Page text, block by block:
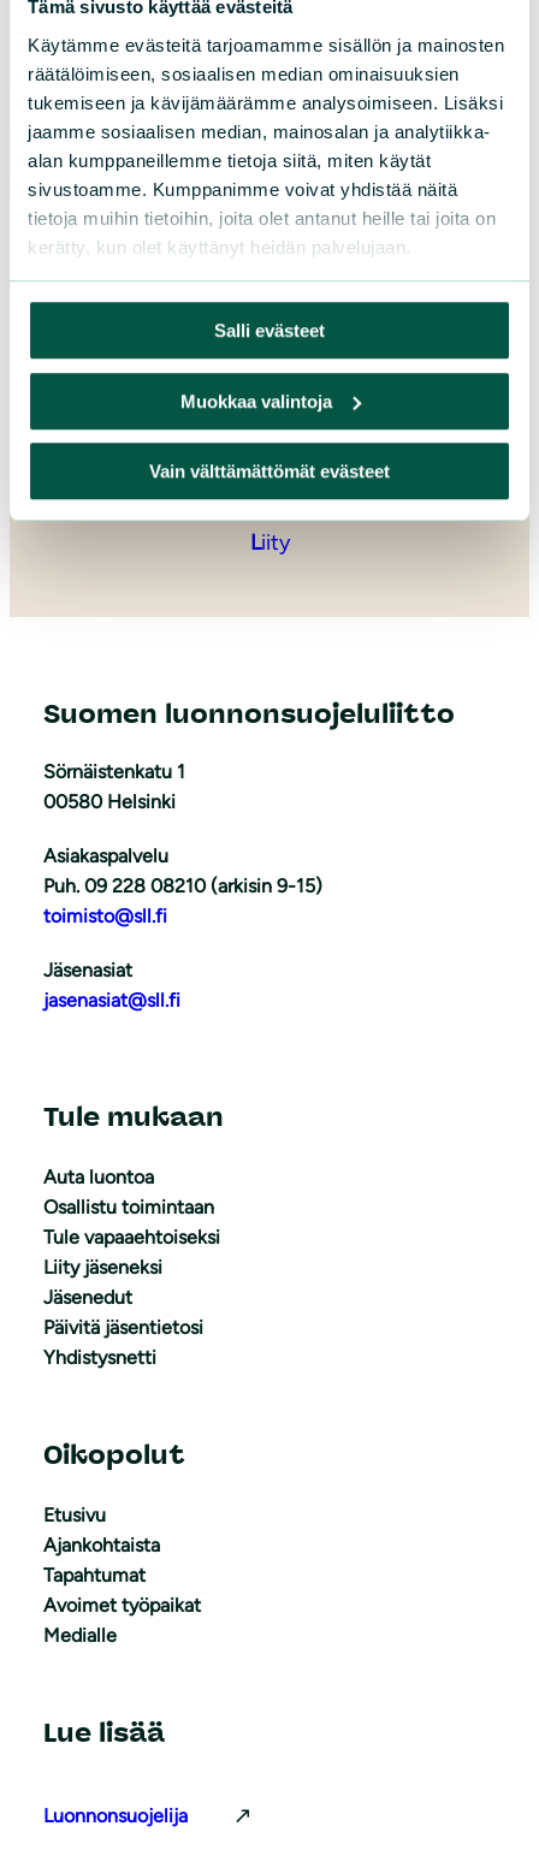
Tämä sivusto käyttää evästeitä
Käytämme evästeitä tarjoamamme sisällön ja mainosten
räätälöimiseen, sosiaalisen median ominaisuuksien
tukemiseen ja kävijämäärämme analysoimiseen. Lisäksi
jaamme sosiaalisen median, mainosalan ja analytiikka-
alan kumppaneillemme tietoja siitä, miten käytät
sivustoamme. Kumppanimme voivat yhdistää näitä
tietoja muihin tietoihin, joita olet antanut heille tai joita on
kerätty, kun olet käyttänyt heidän palvelujaan.
Salli evästeet
Muokkaa valintoja
Vain välttämättömät evästeet
Pohjois-Savo
Satakunta
Uusimaa
Varsinais-Suomi
Liity
Suomen luonnonsuojeluliitto
Sörnäistenkatu 1
00580 Helsinki
Asiakaspalvelu
Puh. 09 228 08210 (arkisin 9-15)
toimisto@sll.fi
Jäsenasiat
jasenasiat@sll.fi
Tule mukaan
Auta luontoa
Osallistu toimintaan
Tule vapaaehtoiseksi
Liity jäseneksi
Jäsenedut
Päivitä jäsentietosi
Yhdistysnetti
Oikopolut
Etusivu
Ajankohtaista
Tapahtumat
Avoimet työpaikat
Medialle
Lue lisää
Luonnonsuojelija